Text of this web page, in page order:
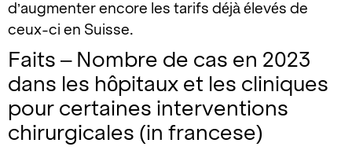
d’augmenter encore les tarifs déjà élevés de
ceux-ci en Suisse.
Faits – Nombre de cas en 2023
dans les hôpitaux et les cliniques
pour certaines interventions
chirurgicales (in francese)